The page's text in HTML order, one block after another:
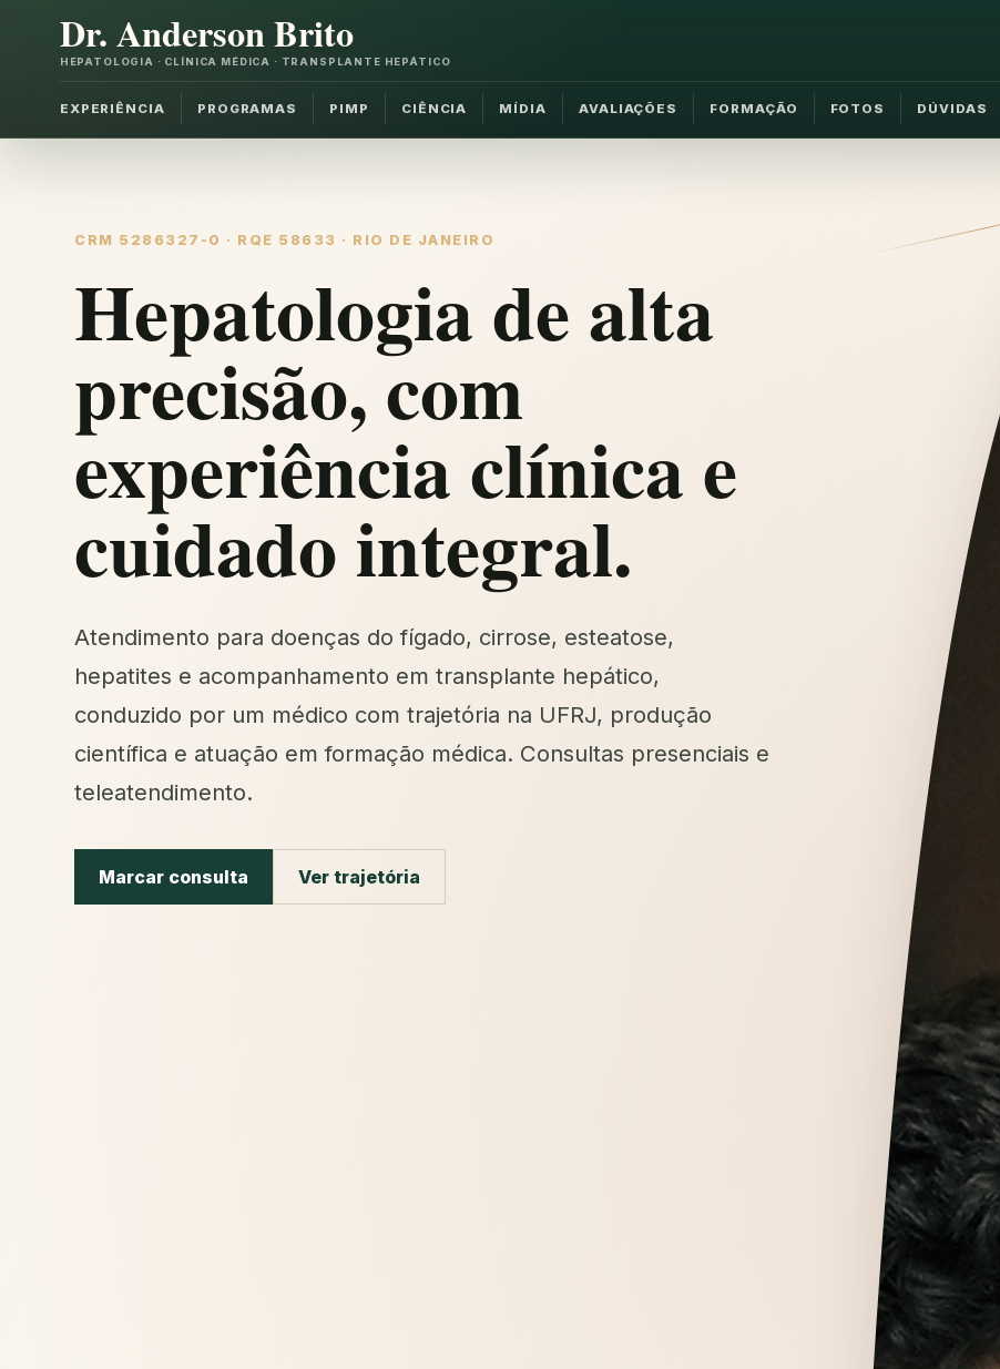
Dr. Anderson Brito
HEPATOLOGIA · CLÍNICA MÉDICA · TRANSPLANTE HEPÁTICO
EXPERIÊNCIA PROGRAMAS PIMP CIÊNCIA MÍDIA AVALIAÇÕES FORMAÇÃO FOTOS DÚVIDAS
CRM 5286327-0 · RQE 58633 · RIO DE JANEIRO
Hepatologia de alta
precisão, com
experiência clínica e
cuidado integral.
Atendimento para doenças do fígado, cirrose, esteatose,
hepatites e acompanhamento em transplante hepático,
conduzido por um médico com trajetória na UFRJ, produção
científica e atuação em formação médica. Consultas presenciais e
teleatendimento.
Marcar consulta Ver trajetória